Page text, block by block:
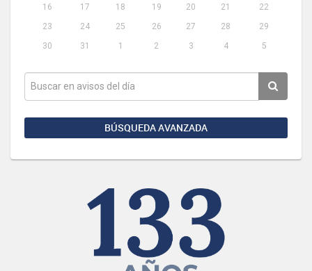
16
17 18 19 20 21
22
23
24 25 26 27 28
29
30
31 1 2 3 4 5
BÚSQUEDA AVANZADA